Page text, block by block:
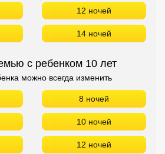
12 ночей
14 ночей
с ребенком 10 лет
можно всегда изменить
8 ночей
10 ночей
12 ночей